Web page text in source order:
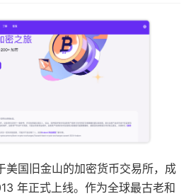
美国旧金山的加密货币交易所，成
年正式上线。作为全球最古老和